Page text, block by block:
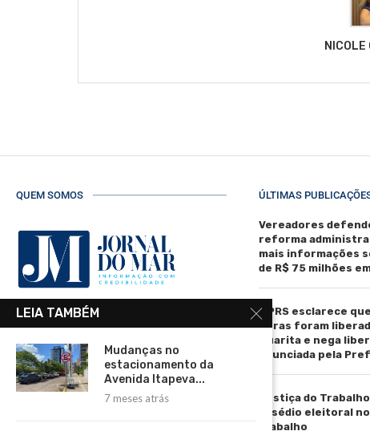
NICOLE
QUEM SOMOS
Telefone: (51) 3664-4188
Email:
comercial@jornaldomar.combr
ÚLTIMAS
Vereadores
reforma
mais informações
de R$ 75 milhões
MPRS esclarece
obras foram
Guarita e nega
anunciada pela
Justiça do
assédio eleitoral
trabalho
LEIA TAMBÉM
Mudanças no
estacionamento da
Avenida Itapeva...
7 meses atrás